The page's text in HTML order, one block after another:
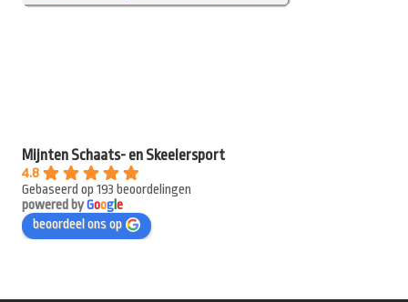
Mijnten Schaats- en Skeelersport
4.8
Gebaseerd op 193 beoordelingen
powered byGooge
beoordeel ons op